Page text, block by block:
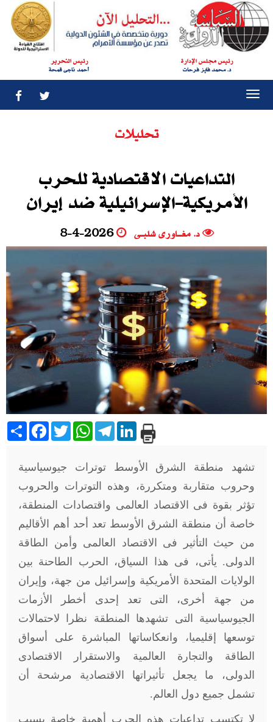
رئيس مجلس الإدارة
د. محمد فايز فرحات
رئيس التحرير
أحمد ناجى قمحة
تحليلات
التداعيات الاقتصادية للحرب
الأمريكية-الإسرائيلية ضد إيران
د. مغـــاورى شلبــى 8-4-2026
Share Facebook
TwitterWhatsAppTelegramLinkedIn
تشهد منطقة الشرق الأوسط توترات جيوسياسية
وحروب متقاربة ومتكررة، وهذه التوترات والحروب
تؤثر بقوة فى الاقتصاد العالمى واقتصادات المنطقة،
خاصة أن منطقة الشرق الأوسط تعد أحد أهم الأقاليم
من حيث التأثير فى الاقتصاد العالمى وأمن الطاقة
الدولى. يأتى، فى هذا السياق، الحرب الطاحنة بين
الولايات المتحدة الأمريكية وإسرائيل من جهة، وإيران
من جهة أخرى، التى تعد إحدى أخطر الأزمات
الجيوسياسية التى تشهدها المنطقة نظرا لاحتمالات
توسعها إقليميا، وانعكاساتها المباشرة على أسواق
الطاقة والتجارة العالمية والاستقرار الاقتصادى
الدولى، ما يجعل تأثيراتها الاقتصادية مرشحة أن
تشمل جميع دول العالم.
لا تكتسب تداعيات هذه الحرب أهمية خاصة بسبب